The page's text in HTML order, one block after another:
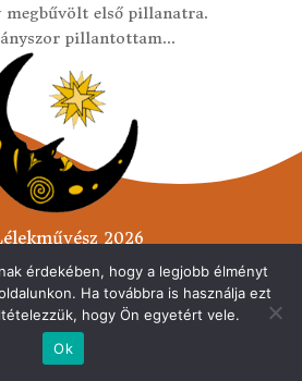
megbűvölt első pillanatra.
pillantottam...
2026
jog fenntarva.
tájékoztató
érdekében, hogy a legjobb élményt
Ha továbbra is használja ezt
hogy Ön egyetért vele.
Ok